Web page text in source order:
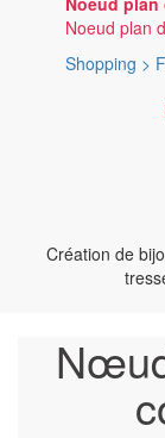
Noeud plan
Shopping >
Création de